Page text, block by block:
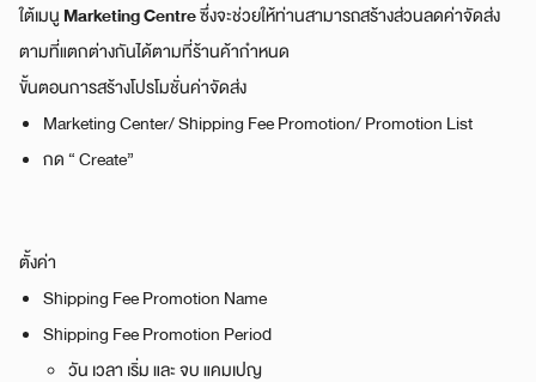
ใต้เมนูMarketing Centreซึ่งจะช่วยให้ท่านสามารถสร้างส่วนลดค่าจัดส่ง
ตามที่แตกต่างกันได้ตามที่ร้านค้ากำหนด
ขั้นตอนการสร้างโปรโมชั่นค่าจัดส่ง
Marketing Center/ Shipping Fee Promotion/ Promotion List
กด “ Create”
ตั้งค่า
Shipping Fee Promotion Name
Shipping Fee Promotion Period
วัน เวลา เริ่ม และ จบ แคมเปญ